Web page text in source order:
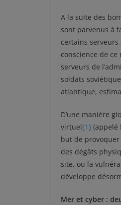
A la suite des
sont parvenus à
certains
conscience de
serveurs de
soldats
atlantique,
D’une manière
virtuel[1] (appelé
but de provoquer
des dégâts
site, ou la
développe
Mer et cyber :